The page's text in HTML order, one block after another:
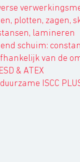
plotten, zagen,
lamineren
schuim:
van de
& ATEX
ISCC